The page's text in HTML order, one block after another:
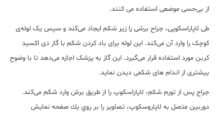
از بی‌حسی موضعی استفاده می کنند.
طی لاپاراسکوپی، جراح برشی را زیر شکم ایجاد می‌کند و سپس یک لوله‌ی
کوچک را وارد آن می‌کند. این لوله برای باد کردن شکم با گاز دی اکسید
کربن مورد استفاده قرار می‌گیرد. این گاز به پزشک اجازه می‌دهد تا با وضوح
بیشتری از اندام ‌های شکمی دیدن نماید.
جراح پس از تورم شکم، لاپاراسکوپ را از طریق برش وارد شکم می‌کند.
دوربين متصل به لاپاروسكوپ، تصاوير را بر روي يك صفحه نمايش